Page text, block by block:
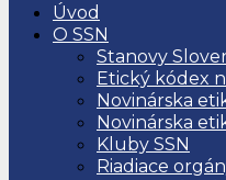
Úvod
O SSN
Stanovy
Etický kódex
Novinárska
Novinárska
Kluby SSN
Riadiace